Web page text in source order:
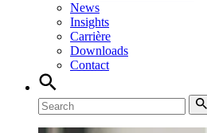
News
Insights
Carrière
Downloads
Contact